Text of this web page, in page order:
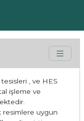
, ve HES
işleme ve
uygun